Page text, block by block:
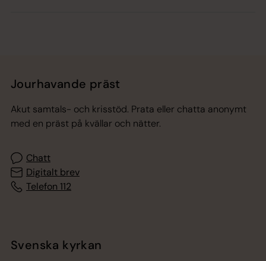
Jourhavande präst
Akut samtals- och krisstöd. Prata eller chatta anonymt
med en präst på kvällar och nätter.
Chatt
Digitalt brev
Telefon 112
Svenska kyrkan